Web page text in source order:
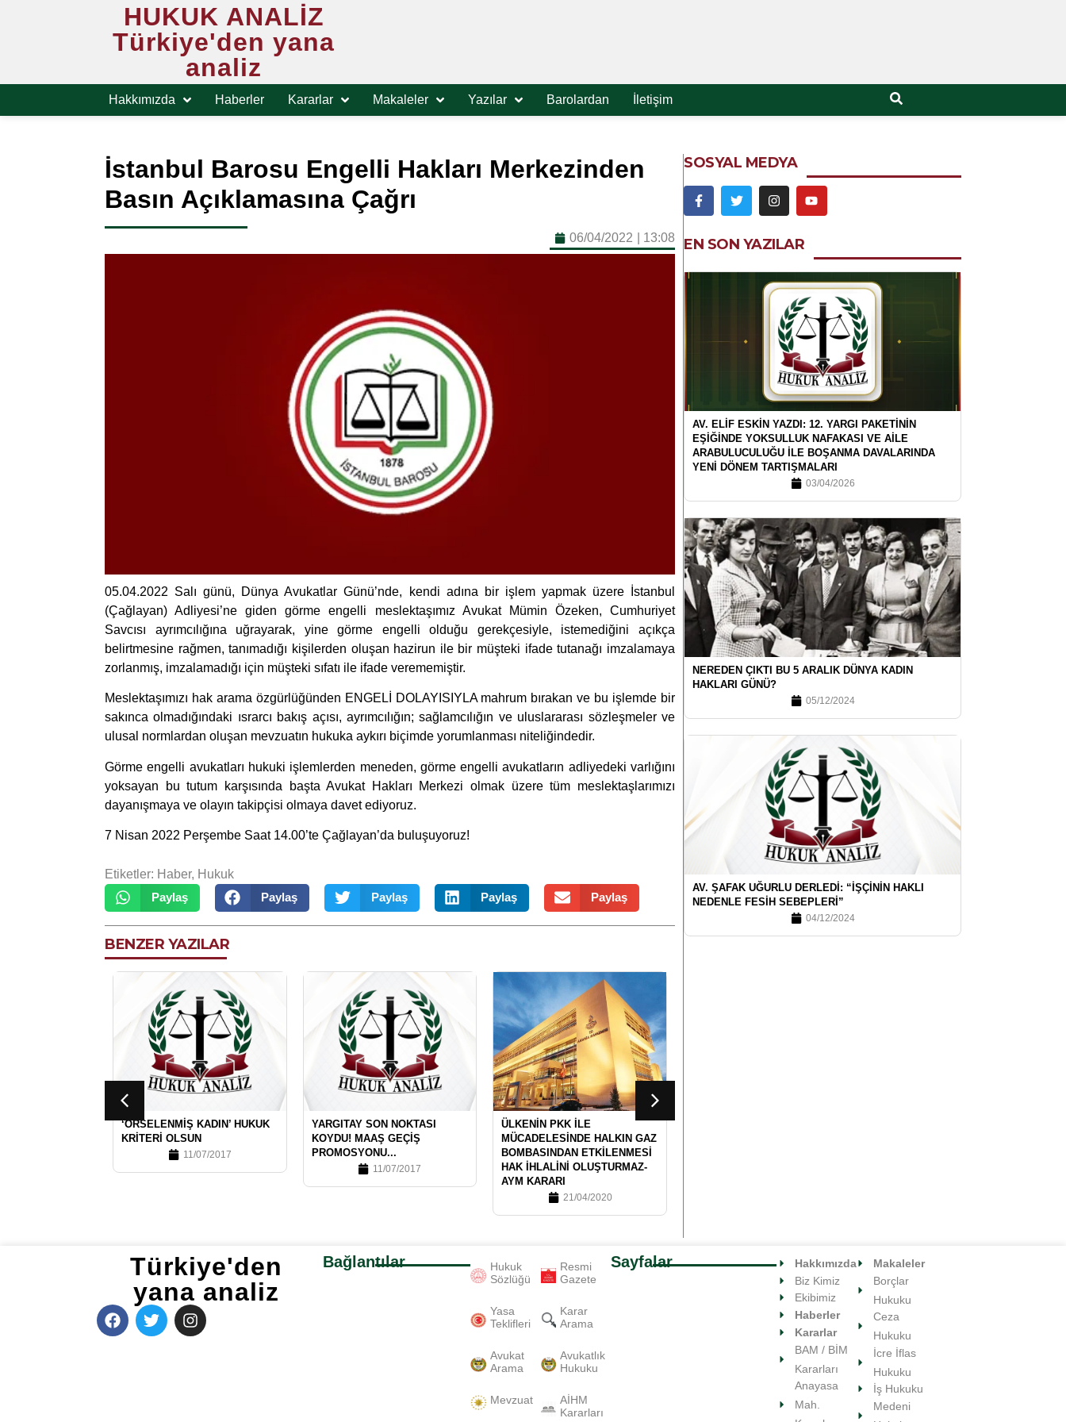
HUKUK ANALİZ
Türkiye'den yana
analiz
Hakkımızda Haberler Kararlar Makaleler Yazılar Barolardan İletişim
İstanbul Barosu Engelli Hakları Merkezinden
Basın Açıklamasına Çağrı
06/04/2022 13:08
05.04.2022 Salı günü, Dünya Avukatlar Günü’nde, kendi adına bir işlem yapmak üzere İstanbul
(Çağlayan) Adliyesi’ne giden görme engelli meslektaşımız Avukat Mümin Özeken, Cumhuriyet
Savcısı ayrımcılığına uğrayarak, yine görme engelli olduğu gerekçesiyle, istemediğini açıkça
belirtmesine rağmen, tanımadığı kişilerden oluşan hazirun ile bir müşteki ifade tutanağı imzalamaya
zorlanmış, imzalamadığı için müşteki sıfatı ile ifade verememiştir.
Meslektaşımızı hak arama özgürlüğünden ENGELİ DOLAYISIYLA mahrum bırakan ve bu işlemde bir
sakınca olmadığındaki ısrarcı bakış açısı, ayrımcılığın; sağlamcılığın ve uluslararası sözleşmeler ve
ulusal normlardan oluşan mevzuatın hukuka aykırı biçimde yorumlanması niteliğindedir.
Görme engelli avukatları hukuki işlemlerden meneden, görme engelli avukatların adliyedeki varlığını
yoksayan bu tutum karşısında başta Avukat Hakları Merkezi olmak üzere tüm meslektaşlarımızı
dayanışmaya ve olayın takipçisi olmaya davet ediyoruz.
7 Nisan 2022 Perşembe Saat 14.00’te Çağlayan’da buluşuyoruz!
Etiketler: Haber, Hukuk
Paylaş
Paylaş Paylaş Paylaş Paylaş
BENZER YAZILAR
‘ÖRSELENMIŞ KADIN’ HUKUK
KRITERI OLSUN
11/07/2017
YARGITAY SON NOKTASI
KOYDU! MAAŞ GEÇIŞ
PROMOSYONU...
11/07/2017
ÜLKENIN PKK İLE
MÜCADELESINDE HALKIN GAZ
BOMBASINDAN ETKILENMESI
HAK İHLALINI OLUŞTURMAZ-
AYM KARARI
21/04/2020
SOSYAL MEDYA
EN SON YAZILAR
AV. ELİF ESKİN YAZDI: 12. YARGI PAKETİNİN
EŞİĞİNDE YOKSULLUK NAFAKASI VE AİLE
ARABULUCULUĞU İLE BOŞANMA DAVALARINDA
YENİ DÖNEM TARTIŞMALARI
03/04/2026
NEREDEN ÇIKTI BU 5 ARALIK DÜNYA KADIN
HAKLARI GÜNÜ?
05/12/2024
AV. ŞAFAK UĞURLU DERLEDI: “İŞÇININ HAKLI
NEDENLE FESIH SEBEPLERI”
04/12/2024
Türkiye'den
yana analiz
Bağlantılar
Hukuk
Sözlüğü
Yasa
Teklifleri
Avukat
Arama
Mevzuat
Resmi
Gazete
Karar
Arama
Avukatlık
Hukuku
AİHM
Kararları
Sayfalar
Hakkımızda
Biz Kimiz
Ekibimiz
Haberler
Kararlar
BAM / BİM
Kararları
Anayasa
Mah.
Makaleler
Borçlar
Hukuku
Ceza
Hukuku
İcre İflas
Hukuku
İş Hukuku
Medeni